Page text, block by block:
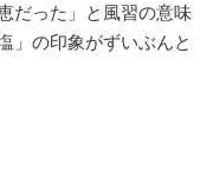
だった」と風習の意味
」の印象がずいぶんと